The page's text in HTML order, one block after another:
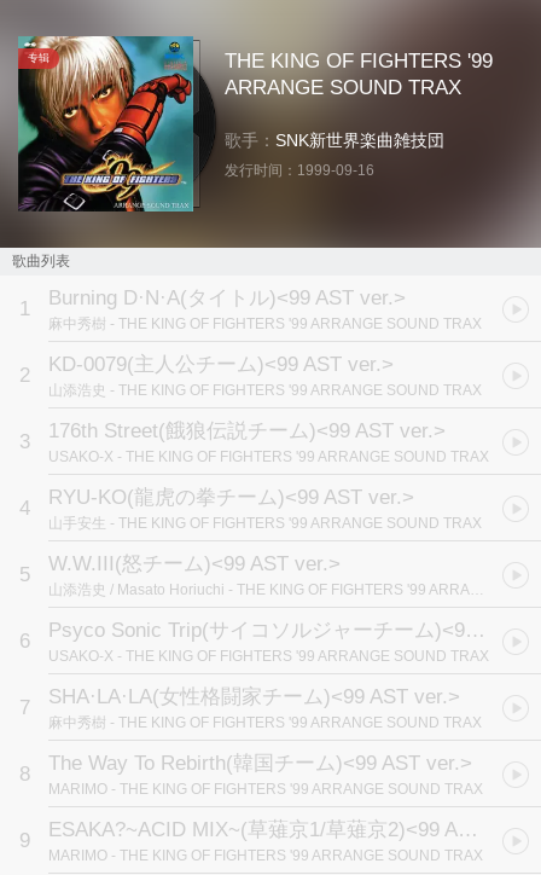
专辑
THE KING OF FIGHTERS '99
ARRANGE SOUND TRAX
歌手： SNK新世界楽曲雑技団
发行时间： 1999-09-16
歌曲列表
1 Burning D·N·A(タイトル)<99 AST ver.>
麻中秀樹 - THE KING OF FIGHTERS '99 ARRANGE SOUND TRAX
2 KD-0079(主人公チーム)<99 AST ver.>
山添浩史 - THE KING OF FIGHTERS '99 ARRANGE SOUND TRAX
3 176th Street(餓狼伝説チーム)<99 AST ver.>
USAKO-X - THE KING OF FIGHTERS '99 ARRANGE SOUND TRAX
4 RYU-KO(龍虎の拳チーム)<99 AST ver.>
山手安生 - THE KING OF FIGHTERS '99 ARRANGE SOUND TRAX
5 W.W.III(怒チーム)<99 AST ver.>
山添浩史 / Masato Horiuchi - THE KING OF FIGHTERS '99 ARRANGE SOUND TRAX
6 Psyco Sonic Trip(サイコソルジャーチーム)<99 AST ver.>
USAKO-X - THE KING OF FIGHTERS '99 ARRANGE SOUND TRAX
7 SHA·LA·LA(女性格闘家チーム)<99 AST ver.>
麻中秀樹 - THE KING OF FIGHTERS '99 ARRANGE SOUND TRAX
8 The Way To Rebirth(韓国チーム)<99 AST ver.>
MARIMO - THE KING OF FIGHTERS '99 ARRANGE SOUND TRAX
9 ESAKA?~ACID MIX~(草薙京1/草薙京2)<99 AST ver.>
MARIMO - THE KING OF FIGHTERS '99 ARRANGE SOUND TRAX